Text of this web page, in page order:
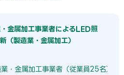
金属加工事業者によるLED照
（製造業・金属加工）
・金属加工事業者（従業員25名）で